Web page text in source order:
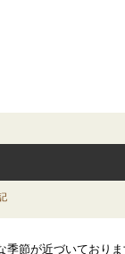
節が近づいておりま